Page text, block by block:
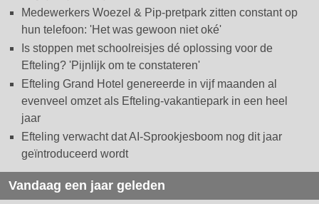
Medewerkers Woezel & Pip-pretpark zitten constant op
hun telefoon: 'Het was gewoon niet oké'
Is stoppen met schoolreisjes dé oplossing voor de
Efteling? 'Pijnlijk om te constateren'
Efteling Grand Hotel genereerde in vijf maanden al
evenveel omzet als Efteling-vakantiepark in een heel
jaar
Efteling verwacht dat AI-Sprookjesboom nog dit jaar
geïntroduceerd wordt
Vandaag een jaar geleden